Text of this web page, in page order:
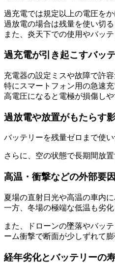
過充電では規定以上の電圧を
過放電の場合は残量を使い切
また、炎天下での使用やバッ
過充電が引き起こすバッ
充電器の設定ミスや故障で許
特にスマートフォン用の急速
高電圧になると電極が損傷し
過放電や放置がもたらす
バッテリーを残量ゼロまで使
さらに、空の状態で長期間放
高温・衝撃などの外部要因
夏場の直射日光や高温の車内
一方、冬場の極端な低温も劣化
また、ドローンの墜落やバッ
ーム衝撃で断面が少しずれて
経年劣化とバッテリーの